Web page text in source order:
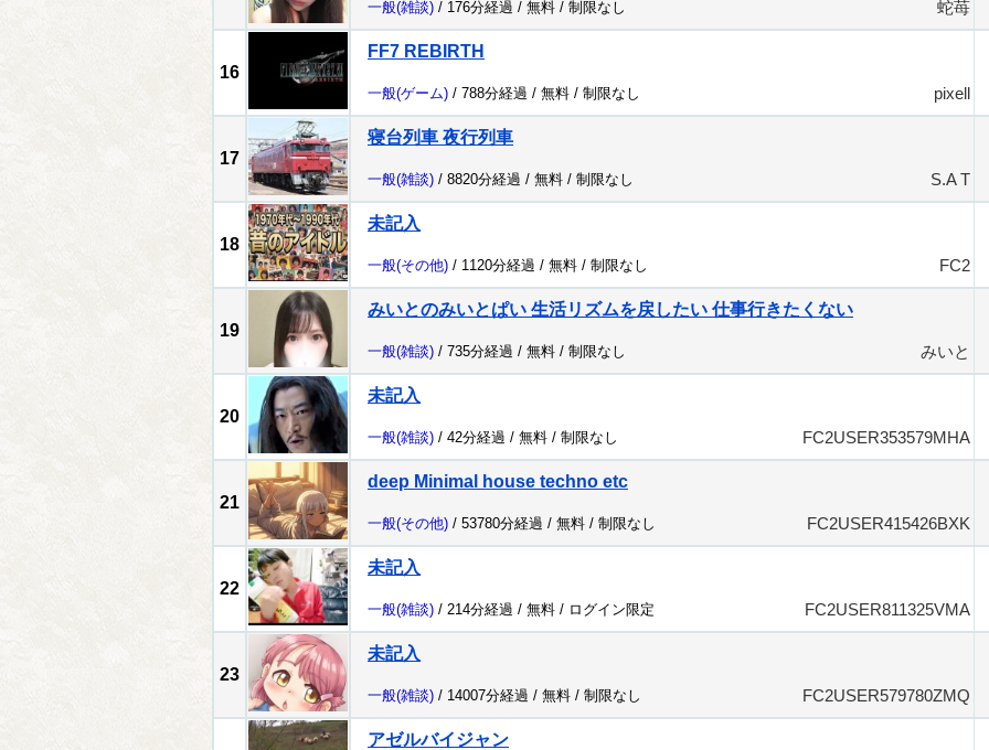
一般(雑談) / 176分経過 / 無料 / 制限なし 蛇苺
16
FF7 REBIRTH
一般(ゲーム) / 788分経過 / 無料 / 制限なし pixell
17
寝台列車 夜行列車
一般(雑談) / 8820分経過 / 無料 / 制限なし S.A T
18
未記入
一般(その他) / 1120分経過 / 無料 / 制限なし FC2
19
みいとのみいとぱい 生活リズムを戻したい 仕事行きたくない
一般(雑談) / 735分経過 / 無料 / 制限なし みいと
20
未記入
一般(雑談) / 42分経過 / 無料 / 制限なし FC2USER353579MHA
21
deep Minimal house techno etc
一般(その他) / 53780分経過 / 無料 / 制限なし FC2USER415426BXK
22
未記入
一般(雑談) / 214分経過 / 無料 / ログイン限定 FC2USER811325VMA
23
未記入
一般(雑談) / 14007分経過 / 無料 / 制限なし FC2USER579780ZMQ
アゼルバイジャン